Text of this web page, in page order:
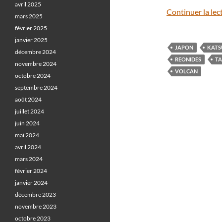
Continuer la
JAPON
REONIDES
VOLCAN
avril 2025
mars 2025
février 2025
janvier 2025
décembre 2024
novembre 2024
octobre 2024
septembre 2024
août 2024
juillet 2024
juin 2024
mai 2024
avril 2024
mars 2024
février 2024
janvier 2024
décembre 2023
novembre 2023
octobre 2023